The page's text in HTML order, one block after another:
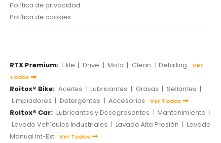
Política de privacidad
Política de cookies
RTX Premium: Elite | Drive | Moto | Clean | Detailing
Ver
Todos
Roitox® Bike: Aceites | Lubricantes | Grasas | Sellantes |
Limpiadores | Detergentes | Accesorios Ver Todos
Roitox® Car: Lubricantes y Desegrasantes | Mantenimiento |
Lavado Vehículos Industriales | Lavado Alta Presión | Lavado
Manual Int-Ext
Ver Todos